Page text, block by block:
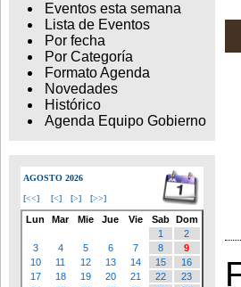
Eventos esta semana
Lista de Eventos
Por fecha
Por Categoría
Formato Agenda
Novedades
Histórico
Agenda Equipo Gobierno
AGOSTO 2026
[<<] [<] [>] [>>]
Lun Mar Mie Jue Vie Sab
Dom
1
2
3
4 5 6 7 8
9
10
11 12 13 14 15
16
17
18 19 20 21 22
23